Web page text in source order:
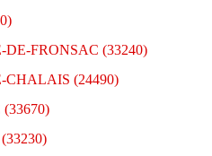
DE-FRONSAC (33240)
CHALAIS (24490)
(33670)